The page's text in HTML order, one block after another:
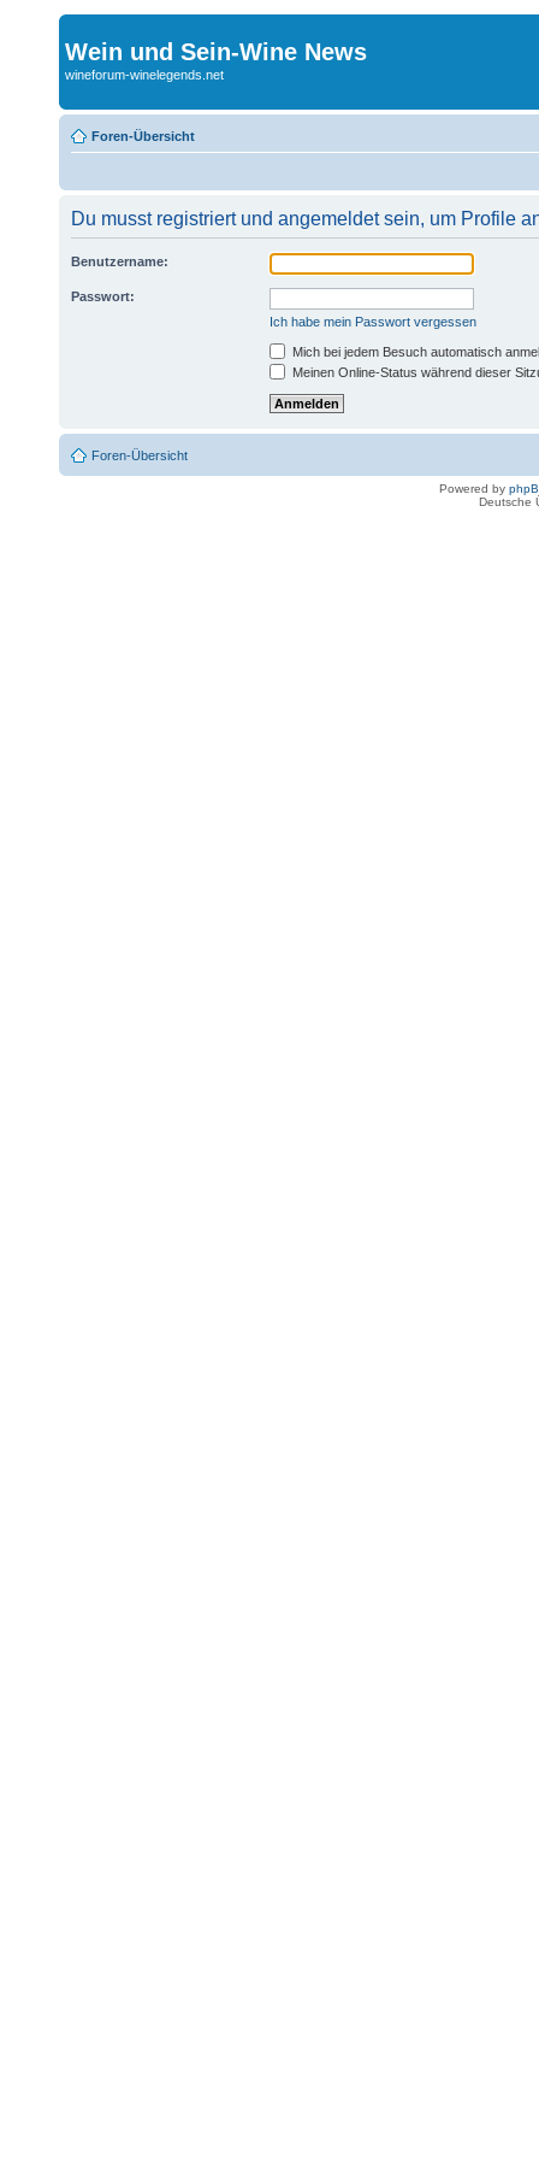
Wein und Sein-Wine News
wineforum-winelegends.net
Foren-Übersicht
Du musst registriert und angemeldet sein, um Profile
Benutzername:
Passwort:
Ich habe mein Passwort vergessen
Mich bei jedem Besuch automatisch
Meinen Online-Status während dieser
Foren-Übersicht
Powered by
Deutsche